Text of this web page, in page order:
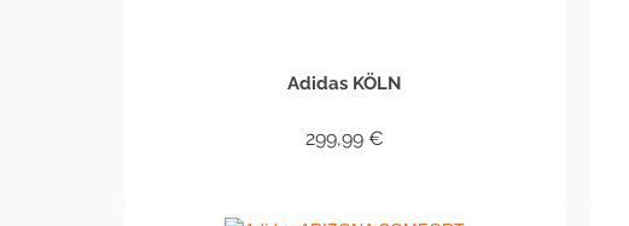
Adidas KÖLN
299,99 €